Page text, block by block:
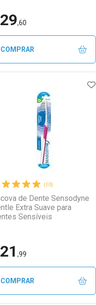
Ativar Desconto
Comprar sem Desconto
Comprar sem Desconto
29,60
COMPRAR
Ativar Desconto
Comprar sem Desconto
Menos
Comprar sem Desconto
(10)
de Dente Sensodyne
Extra Suave para
Sensíveis
21 ,99
COMPRAR